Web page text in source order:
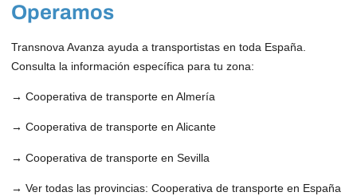
Operamos
Transnova Avanza ayuda a transportistas en toda España.
Consulta la información específica para tu zona:
→Cooperativa de transporte en Almería
→Cooperativa de transporte en Alicante
→Cooperativa de transporte en Sevilla
→Ver todas las provincias: Cooperativa de transporte en España